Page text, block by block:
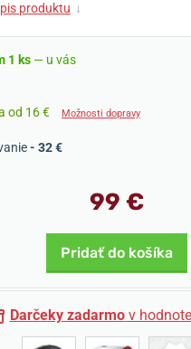
produktu ↓
1 ks — u vás
od 16 € Možnosti dopravy
- 32 €
99 €
Pridať do košíka
Darčeky zadarmov